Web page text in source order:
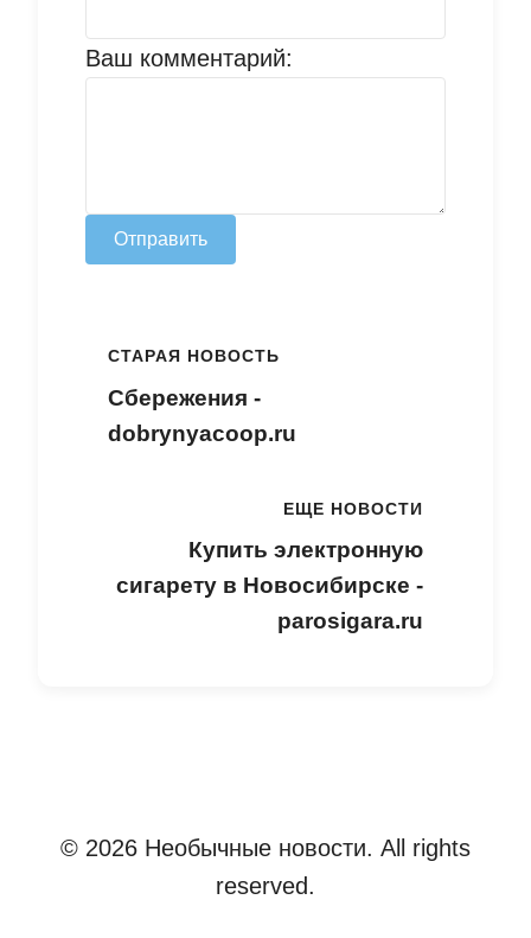
Ваш комментарий:
Отправить
СТАРАЯ НОВОСТЬ
Сбережения -
dobrynyacoop.ru
ЕЩЕ НОВОСТИ
Купить электронную
сигарету в Новосибирске -
parosigara.ru
© 2026 Необычные новости. All rights
reserved.